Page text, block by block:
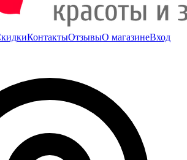
КонтактыОтзывыО магазинеВход